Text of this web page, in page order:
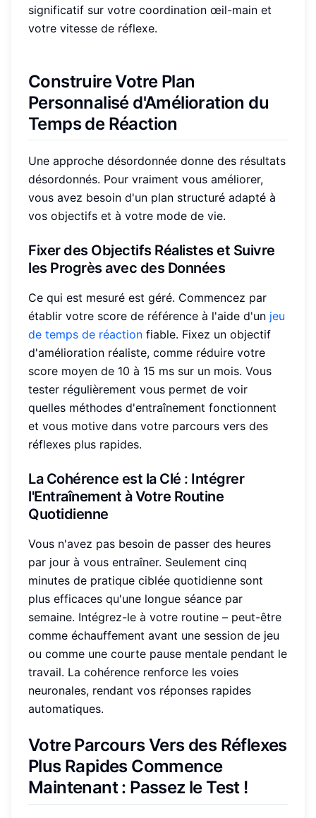
significatif sur votre coordination œil-main et
votre vitesse de réflexe.
Construire Votre Plan
Personnalisé d'Amélioration du
Temps de Réaction
Une approche désordonnée donne des résultats
désordonnés. Pour vraiment vous améliorer,
vous avez besoin d'un plan structuré adapté à
vos objectifs et à votre mode de vie.
Fixer des Objectifs Réalistes et Suivre
les Progrèsavec des Données
Ce qui est mesuré est géré. Commencez par
établir votre score de référence à l'aide d'un jeu
de temps de réaction fiable. Fixez un objectif
d'amélioration réaliste, comme réduire votre
score moyen de 10 à 15 ms sur un mois. Vous
tester régulièrement vous permet de voir
quelles méthodes d'entraînement fonctionnent
et vous motive dans votre parcours vers des
réflexes plus rapides.
La Cohérence est la Clé : Intégrer
l'Entraînement à Votre Routine
Quotidienne
Vous n'avez pas besoin de passer des heures
par jour à vous entraîner. Seulement cinq
minutes de pratique ciblée quotidienne sont
plus efficaces qu'une longue séance par
semaine. Intégrez-le à votre routine – peut-être
comme échauffement avant une session de jeu
ou comme une courte pause mentale pendant le
travail. La cohérence renforce les voies
neuronales, rendant vos réponses rapides
automatiques.
Votre Parcours Vers des Réflexes
Plus Rapides Commence
Maintenant : Passez le Test !